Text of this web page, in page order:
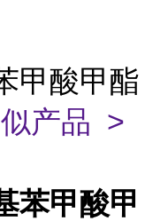
甲酸甲酯
产品 >
苯甲酸甲